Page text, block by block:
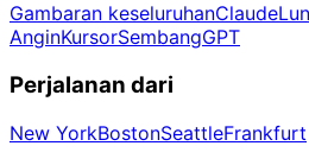
Gambaran keseluruhanClaude
AnginKursorSembangGPT
Perjalanan dari
New YorkBostonSeattleFrankfurt